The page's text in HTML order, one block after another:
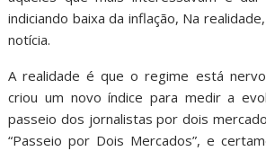
indiciando baixa da inflação, Na
notícia.
A realidade é que o regime está
criou um novo índice para medir a
passeio dos jornalistas por dois
“Passeio por Dois Mercados”, e